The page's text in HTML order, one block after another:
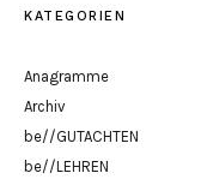
KATEGORIEN
Anagramme
Archiv
be//GUTACHTEN
be//LEHREN